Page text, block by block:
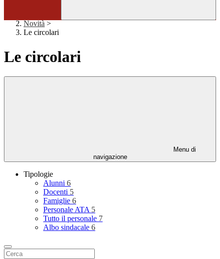
Novità >
Le circolari
Le circolari
Menu di
navigazione
Tipologie
Alunni 6
Docenti 5
Famiglie 6
Personale ATA 5
Tutto il personale 7
Albo sindacale 6